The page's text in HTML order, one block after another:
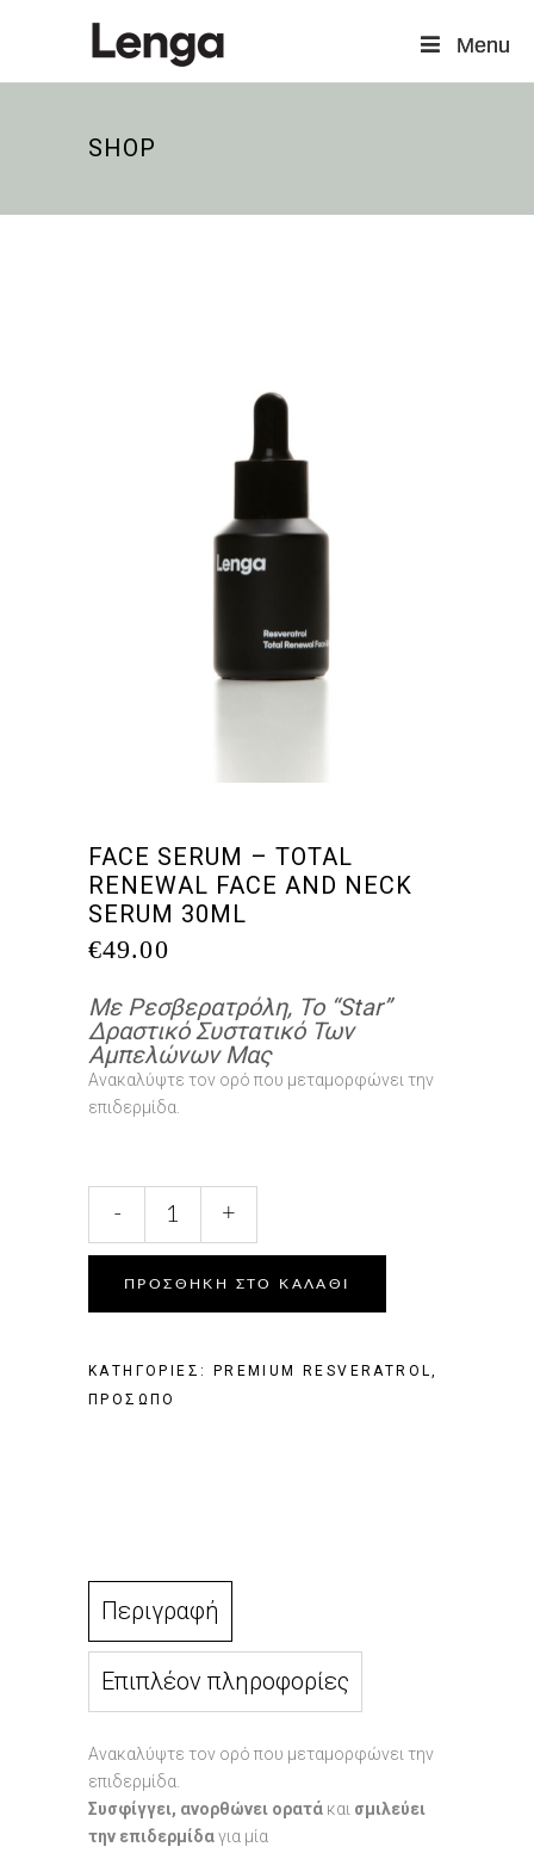
SHOP
FACE SERUM – TOTAL
RENEWAL FACE AND NECK
SERUM 30ML
€49.00
Με Ρεσβερατρόλη, Το “Star”
Δραστικό Συστατικό Των
Αμπελώνων Μας
Ανακαλύψτε τον ορό που μεταμορφώνει την
επιδερμίδα.
- +
ΠΡΟΣΘΗΚΗ ΣΤΟ ΚΑΛΑΘΙ
ΚΑΤΗΓΟΡΙΕΣ: PREMIUM RESVERATROL,
ΠΡΟΣΩΠΟ
Περιγραφή
Επιπλέον πληροφορίες
Ανακαλύψτε τον ορό που μεταμορφώνει την
επιδερμίδα.
Συσφίγγει, ανορθώνει ορατά και σμιλεύει
την επιδερμίδαγια μία
Menu
Menu